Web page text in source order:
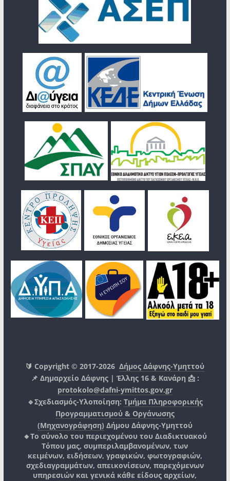
🔰 Copyright © 2017-2026Δήμος Δάφνης-Υμηττού
📌 Δημαρχείο Δάφνης | Έλλης 16 & Κανάρη 📩 :
protokolo@dafni-ymittos.gov.gr
🔹Σχεδιασμός-Υλοποίηση: Τμήμα Πληροφορικής
Προγραμματισμού & Οργάνωσης
(Μηχανογράφηση) Δήμου Δάφνης-Υμηττού
🔸Το σύνολο του περιεχομένου του Διαδικτυακού
Τόπου μας, συμπεριλαμβανομένων, των
κειμένων, ειδήσεων, γραφικών, φωτογραφιών,
σχεδιαγραμμάτων, απεικονίσεων, παρεχόμενων
υπηρεσιών και γενικά κάθε είδους αρχείων,